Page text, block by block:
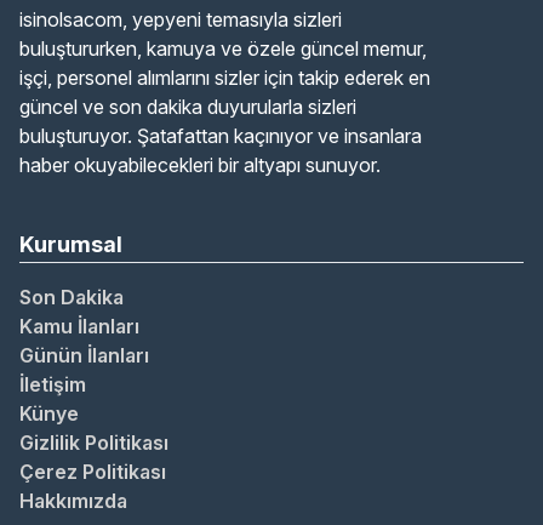
isinolsacom, yepyeni temasıyla sizleri
buluştururken, kamuya ve özele güncel memur,
işçi, personel alımlarını sizler için takip ederek en
güncel ve son dakika duyurularla sizleri
buluşturuyor. Şatafattan kaçınıyor ve insanlara
haber okuyabilecekleri bir altyapı sunuyor.
Kurumsal
Son Dakika
Kamu İlanları
Günün İlanları
İletişim
Künye
Gizlilik Politikası
Çerez Politikası
Hakkımızda